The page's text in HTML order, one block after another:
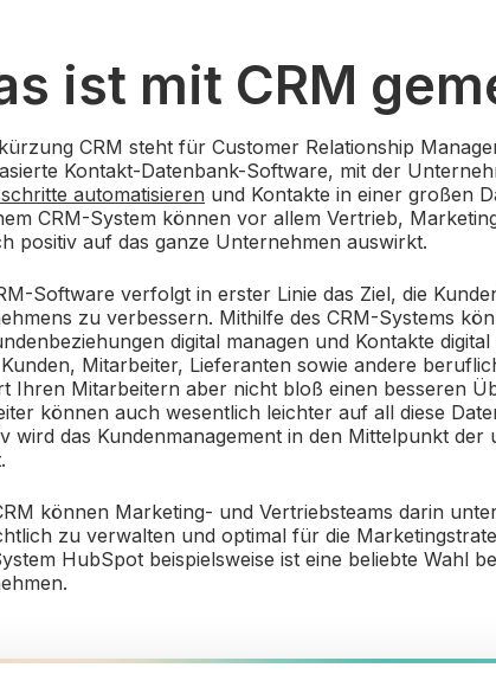
ist mit CRM
CRM steht für Customer Relationship
Kontakt-Datenbank-Software, mit der
automatisieren und Kontakte in einer großen
CRM-System können vor allem Vertrieb,
positiv auf das ganze Unternehmen auswirkt.
Software verfolgt in erster Linie das Ziel, die
zu verbessern. Mithilfe des CRM-Systems
digital managen und Kontakte
Mitarbeiter, Lieferanten sowie andere
Ihren Mitarbeitern aber nicht bloß einen besseren
können auch wesentlich leichter auf all diese
wird das Kundenmanagement in den Mittelpunkt
können Marketing- und Vertriebsteams darin
zu verwalten und optimal für die
HubSpot beispielsweise ist eine beliebte Wahl